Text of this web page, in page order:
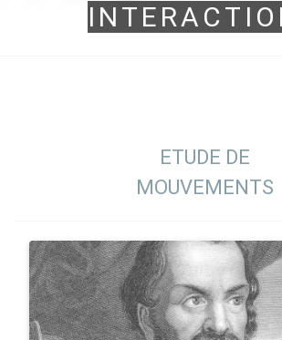
ETUDE DE
MOUVEMENTS